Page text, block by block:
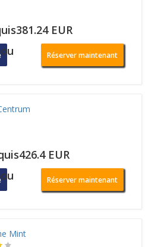
EUR
ou Réserver maintenant
EUR
ou Réserver maintenant
Mint